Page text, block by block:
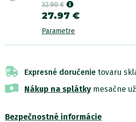
32.90 €
27.97 €
Parametre
Expresné doručenie tovaru
Nákup na splátkymesačne
Bezpečnostné informácie